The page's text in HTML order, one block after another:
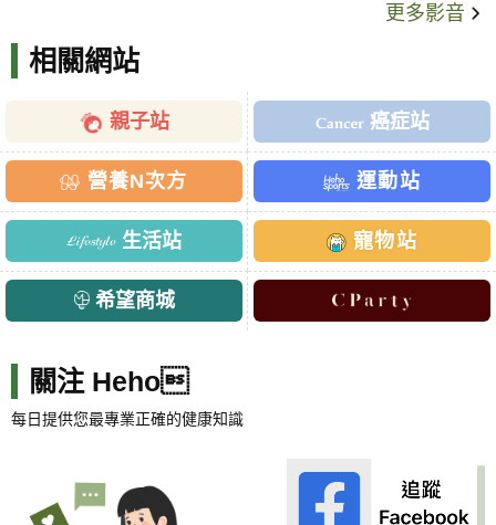
更多影音
相關網站
親子站 癌症站
營養N次方 運動站
生活站 寵物站
希望商城
關注 Heho
每日提供您最專業正確的健康知識